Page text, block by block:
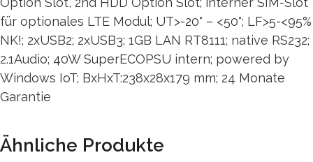
für optionales LTE Modul; UT>-20° – <50°; LF>5-<95%
NK!; 2xUSB2; 2xUSB3; 1GB LAN RT8111; native RS232;
2.1Audio; 40W SuperECOPSU intern; powered by
Windows IoT; BxHxT:238x28x179 mm; 24 Monate
Garantie
Ähnliche Produkte